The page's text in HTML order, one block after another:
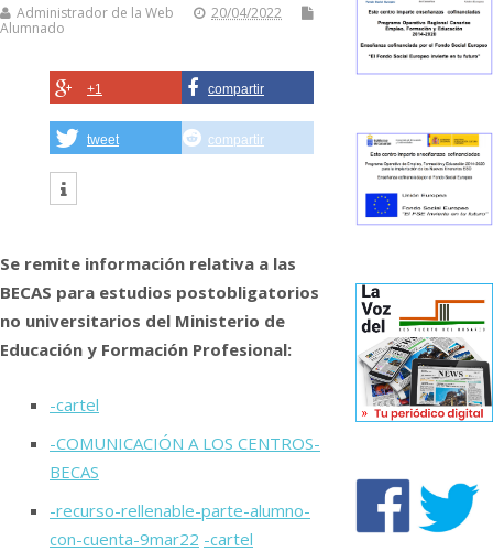
Administrador de la Web
20/04/2022
Alumnado
+1 compartir
tweet compartir
Se remite información relativa a las
BECAS para estudios postobligatorios
no universitarios del Ministerio de
Educación y Formación Profesional:
-cartel
-COMUNICACIÓN A LOS CENTROS-
BECAS
-recurso-rellenable-parte-alumno-
con-cuenta-9mar22 -cartel